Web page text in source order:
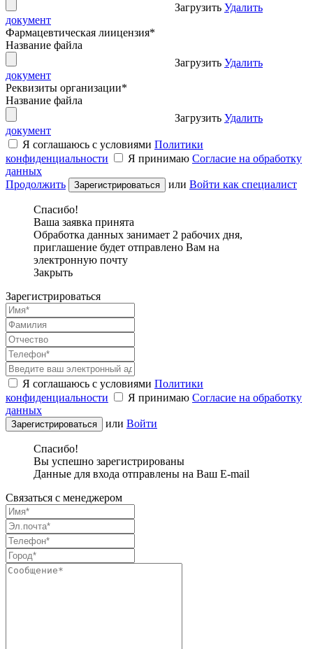
Загрузить Удалить
документ
Фармацевтическая лиицензия*
Название файла
Загрузить Удалить
документ
Реквизиты организации*
Название файла
Загрузить Удалить
документ
Я соглашаюсь с условиями Политики
конфиденциальности
Я принимаю Согласие на обработку
данных
Продолжить
или Войти как специалист
Спасибо!
Ваша заявка принята
Обработка данных занимает 2 рабочих дня,
приглашение будет отправлено Вам на
электронную почту
Закрыть
Зарегистрироваться
Я соглашаюсь с условиями Политики
конфиденциальности
Я принимаю Согласие на обработку
данных
или Войти
Спасибо!
Вы успешно зарегистрированы
Данные для входа отправлены на Ваш E-mail
Связаться с менеджером